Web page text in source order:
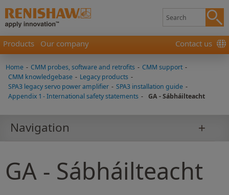
Products Our company Contact us
Home - CMM probes, software and retrofits - CMM support -
CMM knowledgebase - Legacy products -
SPA3 legacy servo power amplifier - SPA3 installation guide -
Appendix 1 - International safety statements - GA - Sábháilteacht
Navigation
GA - Sábháilteacht